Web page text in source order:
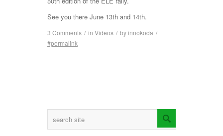
See you there June 13th and 14th.
3 Comments / in Videos / byinnokoda /
#permalink